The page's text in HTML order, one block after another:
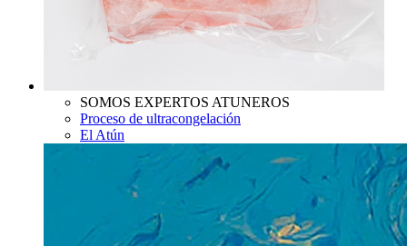
SOMOS EXPERTOS ATUNEROS
Proceso de ultracongelación
El Atún